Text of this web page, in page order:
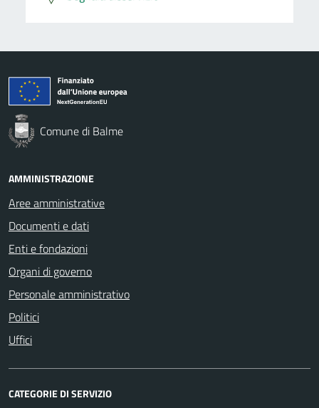
Comune di Balme
AMMINISTRAZIONE
Aree amministrative
Documenti e dati
Enti e fondazioni
Organi di governo
Personale amministrativo
Politici
Uffici
CATEGORIE DI SERVIZIO